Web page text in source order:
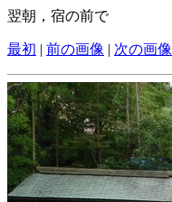
翌朝，宿の前で
最初 | 前の画像 | 次の画像